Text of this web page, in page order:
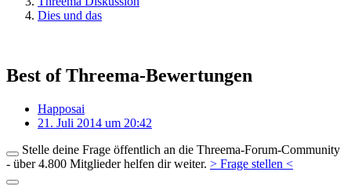
Dies und das
Best of Threema-Bewertungen
Happosai
21. Juli 2014 um 20:42
Stelle deine Frage öffentlich an die Threema-Forum-Community
- über 4.800 Mitglieder helfen dir weiter. > Frage stellen <